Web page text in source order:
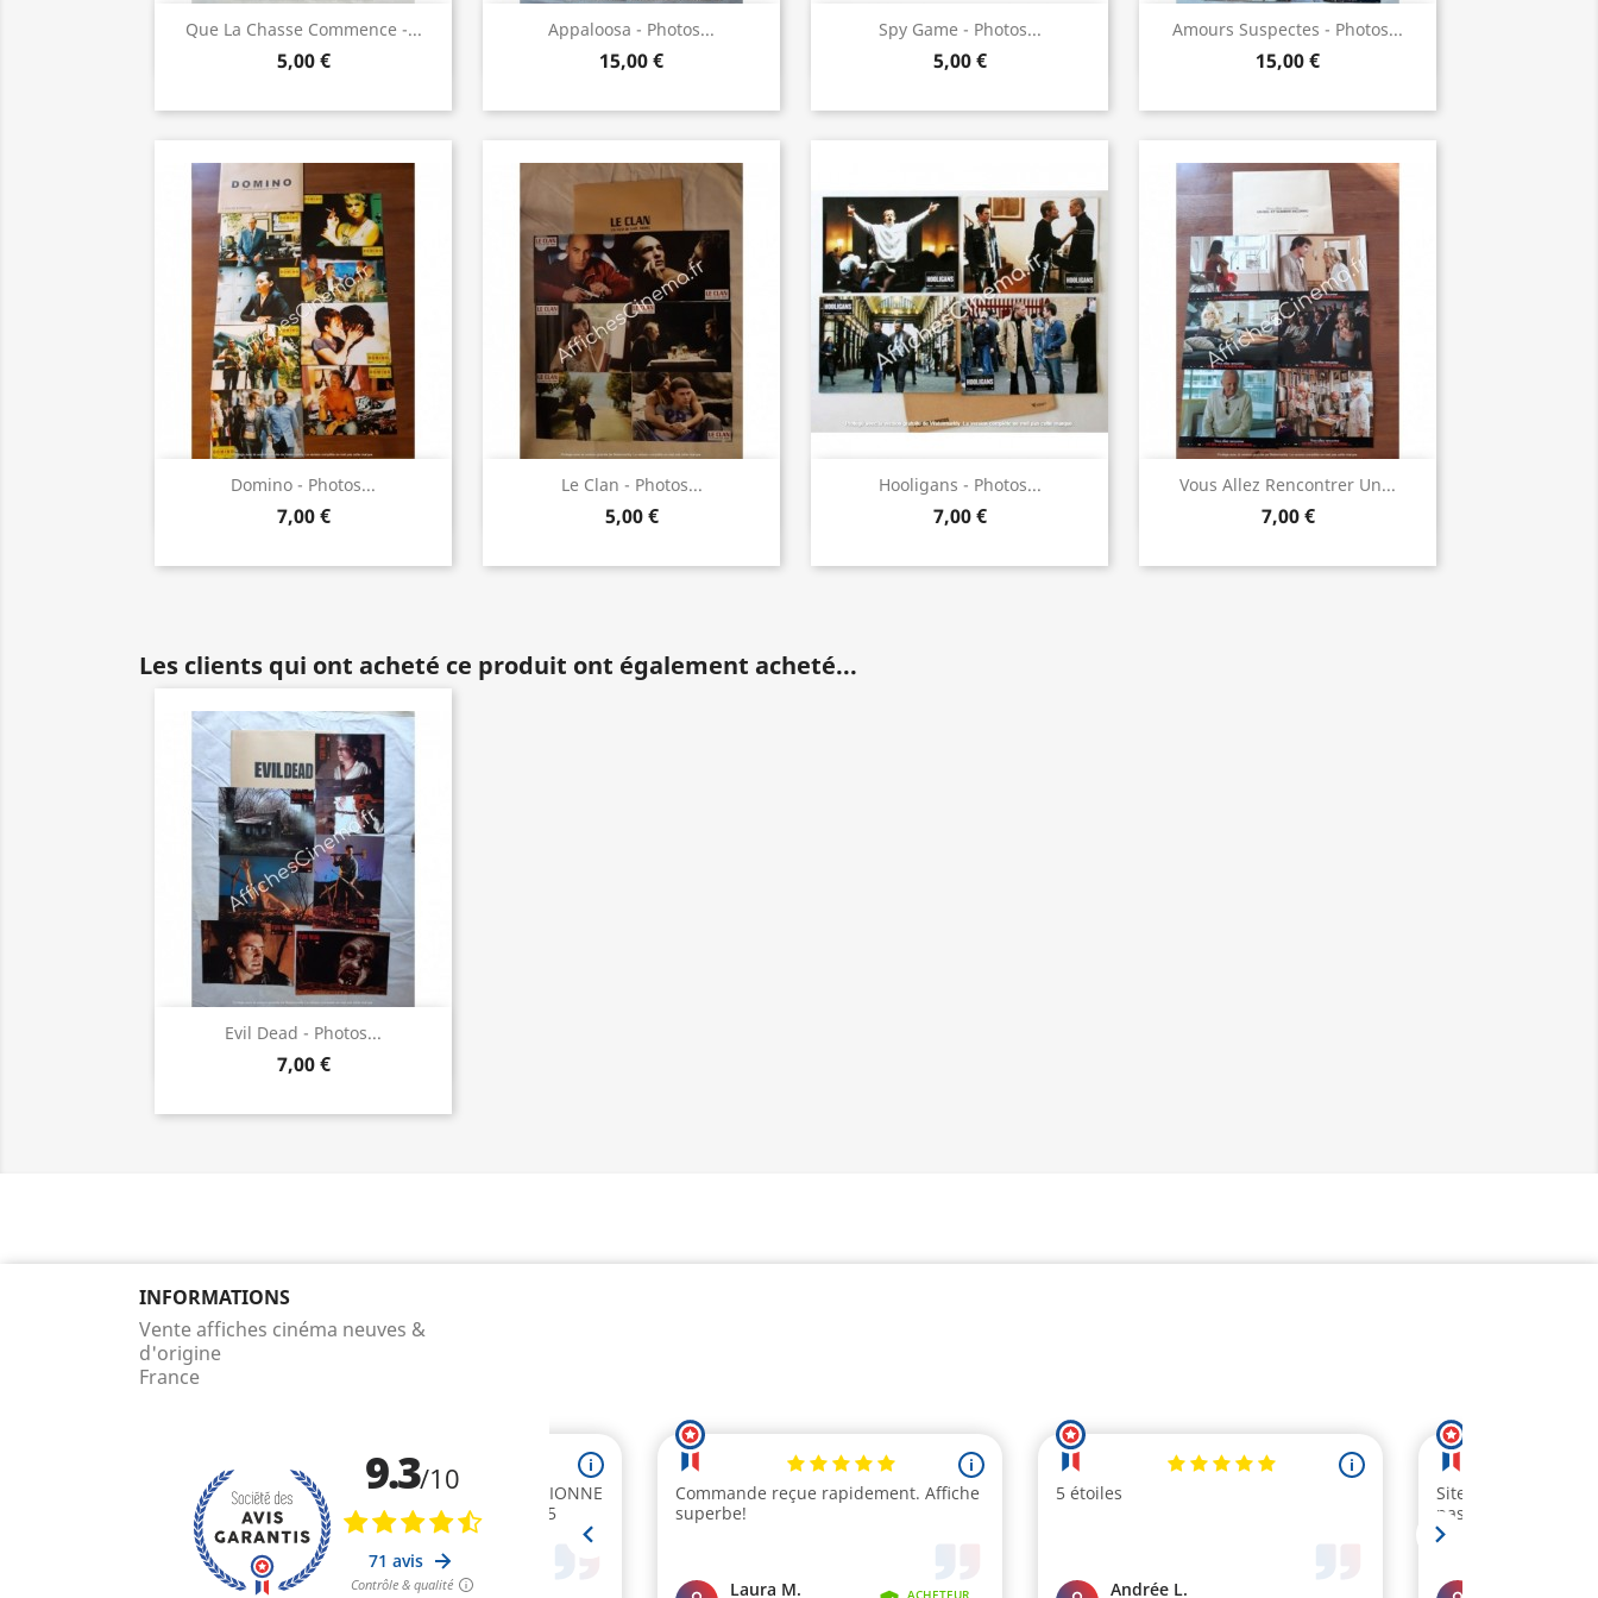
Que La Chasse Commence -...
5,00 €
Aperçu rapide Appaloosa - Photos...
15,00 €
Aperçu rapide Spy Game - Photos...
5,00 €
 Aperçu rapide Amours Suspectes - Photos...
15,00 €
 Aperçu rapide
Domino - Photos...
7,00 €
Aperçu rapide Le Clan - Photos...
5,00 €
 Aperçu rapide Hooligans - Photos...
7,00 €
Aperçu rapide Vous Allez Rencontrer Un...
7,00 €
Aperçu rapide
Les clients qui ont acheté ce produit ont également acheté...
Evil Dead - Photos...
7,00 €
 Aperçu rapide
INFORMATIONS
Vente affiches cinéma neuves &
d'origine
France